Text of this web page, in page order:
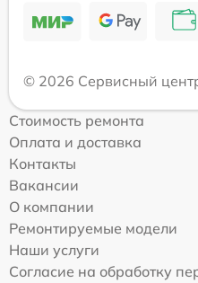
© 2026 Сервисный
Стоимость ремонта
Оплата и доставка
Контакты
Вакансии
О компании
Ремонтируемые модели
Наши услуги
Согласие на обработку